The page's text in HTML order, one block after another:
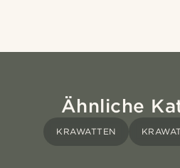
Ähnliche
KRAWATTEN